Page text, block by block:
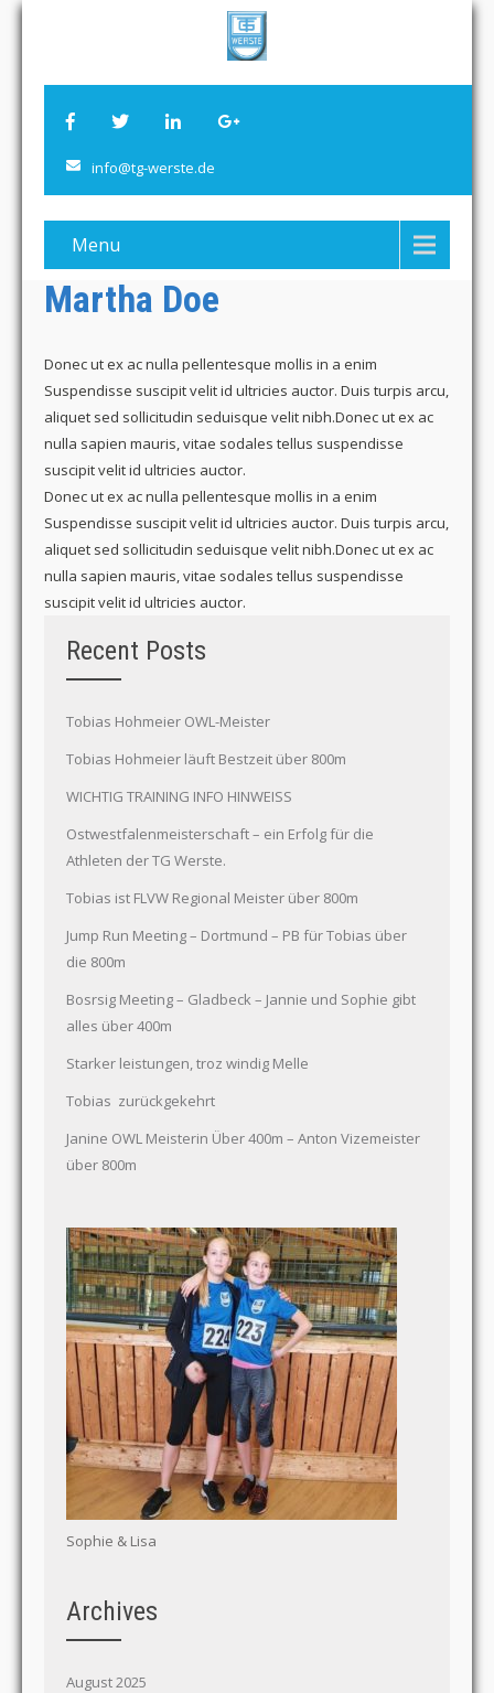
info@tg-werste.de
Menu
Martha Doe
Donec ut ex ac nulla pellentesque mollis in a enim
Suspendisse suscipit velit id ultricies auctor. Duis turpis arcu,
aliquet sed sollicitudin seduisque velit nibh.Donec ut ex ac
nulla sapien mauris, vitae sodales tellus suspendisse
suscipit velit id ultricies auctor.
Donec ut ex ac nulla pellentesque mollis in a enim
Suspendisse suscipit velit id ultricies auctor. Duis turpis arcu,
aliquet sed sollicitudin seduisque velit nibh.Donec ut ex ac
nulla sapien mauris, vitae sodales tellus suspendisse
suscipit velit id ultricies auctor.
Recent Posts
Tobias Hohmeier OWL-Meister
Tobias Hohmeier läuft Bestzeit über 800m
WICHTIG TRAINING INFO HINWEISS
Ostwestfalenmeisterschaft – ein Erfolg für die
Athleten der TG Werste.
Tobias ist FLVW Regional Meister über 800m
Jump Run Meeting – Dortmund – PB für Tobias über
die 800m
Bosrsig Meeting – Gladbeck – Jannie und Sophie gibt
alles über 400m
Starker leistungen, troz windig Melle
Tobias zurückgekehrt
Janine OWL Meisterin Über 400m – Anton Vizemeister
über 800m
Sophie & Lisa
Archives
August 2025